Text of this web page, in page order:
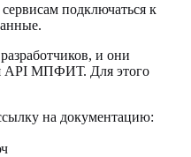
подключаться к
и они
API МПФИТ. Для этого
на документацию: